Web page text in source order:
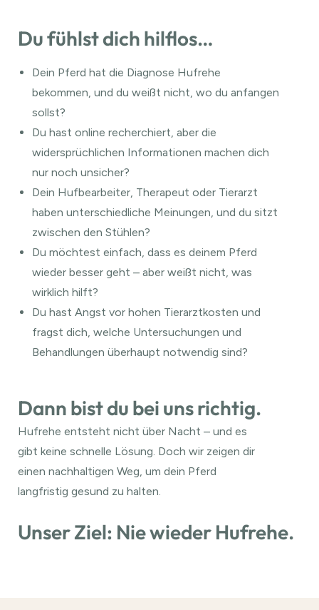
Du fühlst dich hilflos…
Dein Pferd hat die Diagnose Hufrehe
bekommen, und du weißt nicht, wo du anfangen
sollst?
Du hast online recherchiert, aber die
widersprüchlichen Informationen machen dich
nur noch unsicher?
Dein Hufbearbeiter, Therapeut oder Tierarzt
haben unterschiedliche Meinungen, und du sitzt
zwischen den Stühlen?
Du möchtest einfach, dass es deinem Pferd
wieder besser geht – aber weißt nicht, was
wirklich hilft?
Du hast Angst vor hohen Tierarztkosten und
fragst dich, welche Untersuchungen und
Behandlungen überhaupt notwendig sind?
Dann bist du bei uns richtig.
Hufrehe entsteht nicht über Nacht – und es
gibt keine schnelle Lösung. Doch wir zeigen dir
einen nachhaltigen Weg, um dein Pferd
langfristig gesund zu halten.
Unser Ziel: Nie wieder Hufrehe.